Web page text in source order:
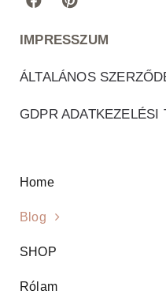
IMPRESSZUM
ÁLTALÁNOS
GDPR ADATKEZELÉSI
Home
Blog
SHOP
Rólam